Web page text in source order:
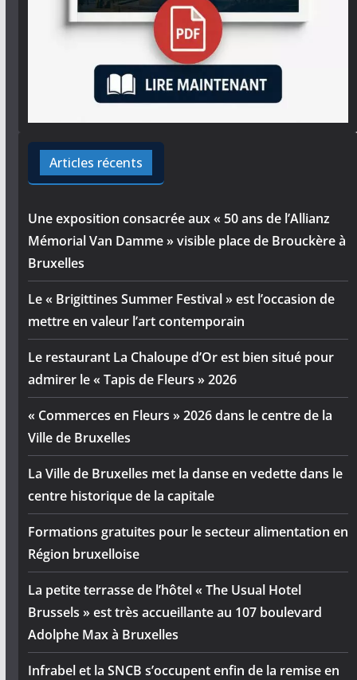
Articles récents
Une exposition consacrée aux « 50 ans de l’Allianz
Mémorial Van Damme » visible place de Brouckère à
Bruxelles
Le « Brigittines Summer Festival » est l’occasion de
mettre en valeur l’art contemporain
Le restaurant La Chaloupe d’Or est bien situé pour
admirer le « Tapis de Fleurs » 2026
« Commerces en Fleurs » 2026 dans le centre de la
Ville de Bruxelles
La Ville de Bruxelles met la danse en vedette dans le
centre historique de la capitale
Formations gratuites pour le secteur alimentation en
Région bruxelloise
La petite terrasse de l’hôtel « The Usual Hotel
Brussels » est très accueillante au 107 boulevard
Adolphe Max à Bruxelles
Infrabel et la SNCB s’occupent enfin de la remise en